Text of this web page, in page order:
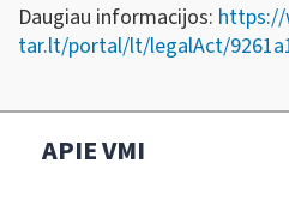
Daugiau informacijos: https://
tar.lt/portal/lt/legalAct/
APIE VMI